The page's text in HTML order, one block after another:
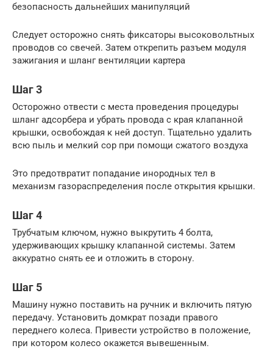
безопасность дальнейших манипуляций
Следует осторожно снять фиксаторы высоковольтных
проводов со свечей. Затем открепить разъем модуля
зажигания и шланг вентиляции картера
Шаг 3
Осторожно отвести с места проведения процедуры
шланг адсорбера и убрать провода с края клапанной
крышки, освобождая к ней доступ. Тщательно удалить
всю пыль и мелкий сор при помощи сжатого воздуха
Это предотвратит попадание инородных тел в
механизм газораспределения после открытия крышки.
Шаг 4
Трубчатым ключом, нужно выкрутить 4 болта,
удерживающих крышку клапанной системы. Затем
аккуратно снять ее и отложить в сторону.
Шаг 5
Машину нужно поставить на ручник и включить пятую
передачу. Установить домкрат позади правого
переднего колеса. Привести устройство в положение,
при котором колесо окажется вывешенным.